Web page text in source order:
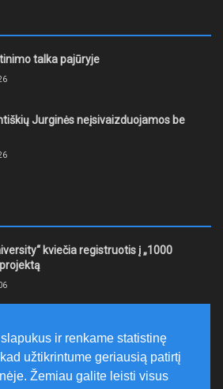
talka pajūryje
Jurginės neįsivaizduojamos be
kviečia registruotis į „1000
mokinių sportinio ugdymo programas
ir renkame statistinę
užtikrintume geriausią patirtį
Žemiau galite leisti visus